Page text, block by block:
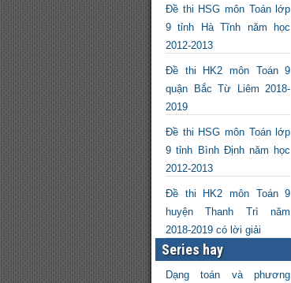
Đề thi HSG môn Toán lớp
9 tỉnh Hà Tĩnh năm học
2012-2013
Đề thi HK2 môn Toán 9
quận Bắc Từ Liêm 2018-
2019
Đề thi HSG môn Toán lớp
9 tỉnh Bình Định năm học
2012-2013
Đề thi HK2 môn Toán 9
huyện Thanh Trì năm
2018-2019 có lời giải
Series hay
Dạng toán và phương